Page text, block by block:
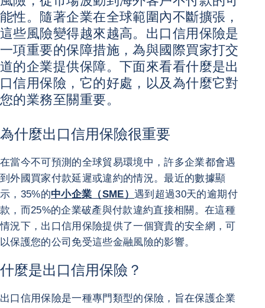
能性。隨著企業在全球範圍內不斷擴張，
這些風險變得越來越高。出口信用保險是
一項重要的保障措施，為與國際買家打交
道的企業提供保障。下面來看看什麼是出
口信用保險，它的好處，以及為什麼它對
您的業務至關重要。
為什麼出口信用保險很重要
在當今不可預測的全球貿易環境中，許多企業都會遇
到外國買家付款延遲或違約的情況。最近的數據顯
示，35%的中小企業（SME）遇到超過30天的逾期付
款，而25%的企業破產與付款違約直接相關。在這種
情況下，出口信用保險提供了一個寶貴的安全網，可
以保護您的公司免受這些金融風險的影響。
什麼是出口信用保險？
出口信用保險是一種專門類型的保險，旨在保護企業